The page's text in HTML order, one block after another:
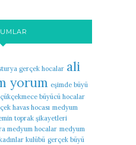
gerçek hocalar ali
yorum eşimde büyü
büyücü hocalar
havas hocası medyum
toprak şikayetleri
medyum hocalar medyum
kulübü gerçek büyü